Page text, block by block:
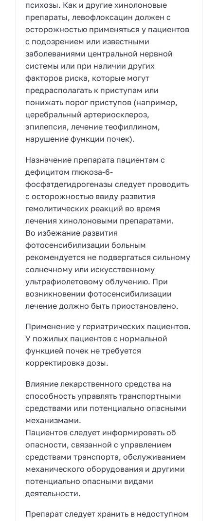
психозы. Как и другие хинолоновые
препараты, левофлоксацин должен с
осторожностью применяться у пациентов
с подозрением или известными
заболеваниями центральной нервной
системы или при наличии других
факторов риска, которые могут
предрасполагать к приступам или
понижать порог приступов (например,
церебральный артериосклероз,
эпилепсия, лечение теофиллином,
нарушение функции почек).
Назначение препарата пациентам с
дефицитом глюкоза-6-
фосфатдегидрогеназы следует проводить
с осторожностью ввиду развития
гемолитических реакций во время
лечения хинолоновыми препаратами.
Во избежание развития
фотосенсибилизации больным
рекомендуется не подвергаться сильному
солнечному или искусственному
ультрафиолетовому облучению. При
возникновении фотосенсибилизации
лечение должно быть приостановлено.
Применение у гериатрических пациентов.
У пожилых пациентов с нормальной
функцией почек не требуется
корректировка дозы.
Влияние лекарственного средства на
способность управлять транспортными
средствами или потенциально опасными
механизмами.
Пациентов следует информировать об
опасности, связанной с управлением
средствами транспорта, обслуживанием
механического оборудования и другими
потенциально опасными видами
деятельности.
Препарат следует хранить в недоступном